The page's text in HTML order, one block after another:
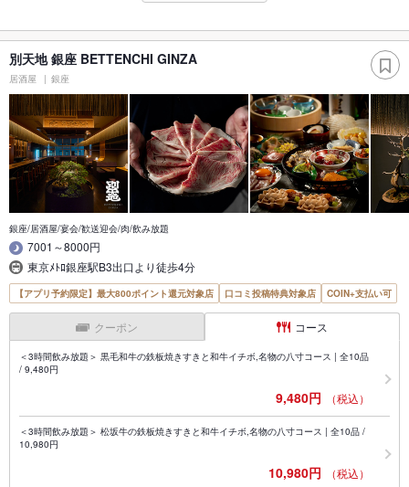
別天地 銀座 BETTENCHI GINZA
居酒屋 銀座
銀座/居酒屋/宴会/歓送迎会/肉/飲み放題
7001～8000円
東京ﾒﾄﾛ銀座駅B3出口より徒歩4分
【アプリ予約限定】最大800ポイント還元対象店 口コミ投稿特典対象店 COIN+支払い可
クーポン コース
＜3時間飲み放題＞ 黒毛和牛の鉄板焼きすきと和牛イチボ,名物の八寸コース | 全10品
/ 9,480円
9,480円 （税込）
＜3時間飲み放題＞ 松坂牛の鉄板焼きすきと和牛イチボ,名物の八寸コース | 全10品 /
10,980円
10,980円 （税込）